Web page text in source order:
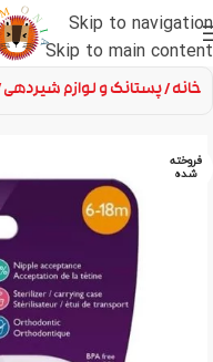
Skip to navigation
Skip to main content
خانه پستانک و لوازم شیردهی
فروخته
شده